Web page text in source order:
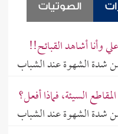
الصوتيات
أشاهد القبائح!!
الشهوة عند الشباب
السيئة، فماذا أفعل؟
الشهوة عند الشباب